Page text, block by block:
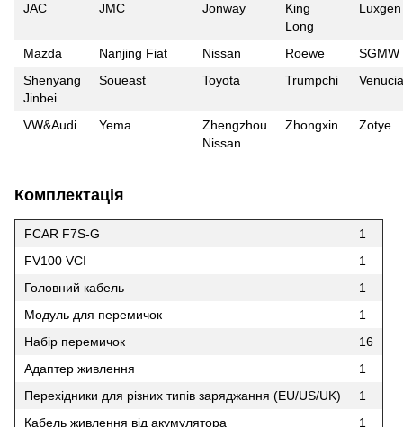
JAC
JMC Jonway
King
Long
Luxgen
Mazda Nanjing Fiat Nissan Roewe
SGMW
Shenyang
Jinbei
Soueast Toyota Trumpchi Venucia
VW&Audi Yema
Zhengzhou
Nissan
Zhongxin Zotye
Комплектація
FCAR F7S-G
1
FV100 VCI
1
Головний кабель
1
Модуль для перемичок
1
Набір перемичок
16
Адаптер живлення
1
Перехідники для різних типів заряджання (EU/US/UK)
1
Кабель живлення від акумулятора
1